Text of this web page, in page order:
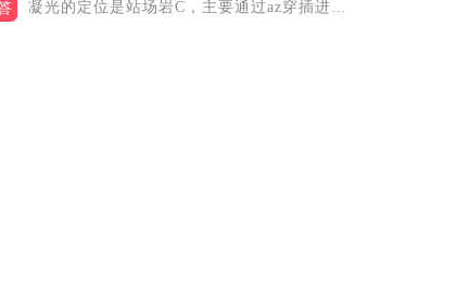
凝光的定位是站场岩C，主要通过az穿插进行输出。因为是法器角...